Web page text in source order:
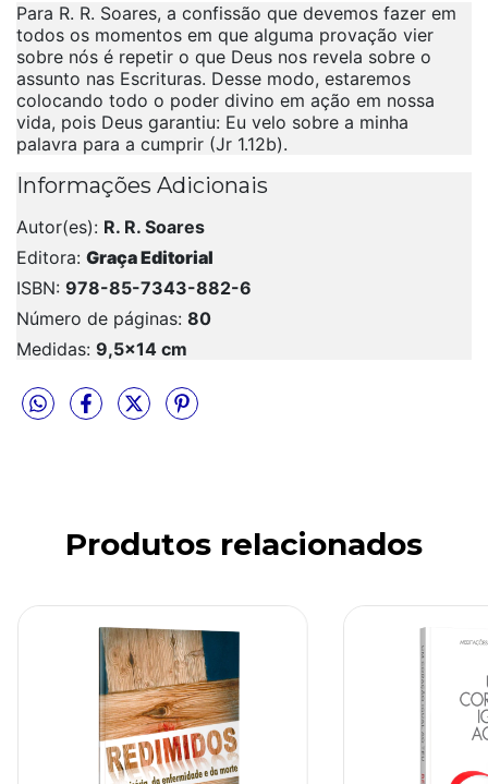
Para R. R. Soares, a confissão que devemos fazer em
todos os momentos em que alguma provação vier
sobre nós é repetir o que Deus nos revela sobre o
assunto nas Escrituras. Desse modo, estaremos
colocando todo o poder divino em ação em nossa
vida, pois Deus garantiu: Eu velo sobre a minha
palavra para a cumprir (Jr 1.12b).
Informações Adicionais
Autor(es): R. R. Soares
Editora: Graça Editorial
ISBN: 978-85-7343-882-6
Número de páginas: 80
Medidas: 9,5x14 cm
Produtos relacionados